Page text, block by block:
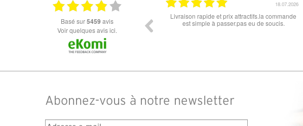
basé sur5459 avis
Voir quelques avis ici.
dans les types de lunettes. Attention: les stocks
des différents produits ne sont pas à jour. J'ai
commandé des lunettes Nike disponible sous 7 à
14 jours. J'ai reçu sous 3 jours. Attention aux avis
truspilot qui reflètent pas le site
15.06.2026
tout est parfait , que ce soit le produit commandé
ou la livraison . merci
Abonnez-vous à notre newsletter